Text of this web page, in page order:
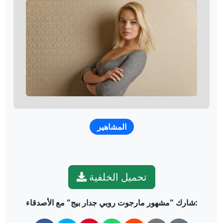
المشاهير
تحميل الخلفية
شارك "مشهور مارجوت روبي جدار بيج" مع الأصدقاء: